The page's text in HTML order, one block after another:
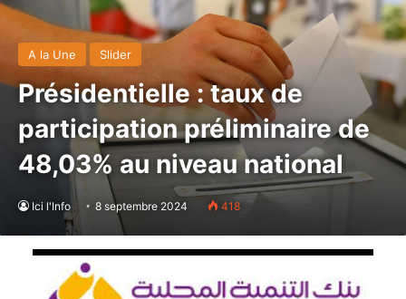
A la Une Slider
Présidentielle : taux de
participation préliminaire de
48,03% au niveau national
Ici l'Info 8 septembre 2024 418